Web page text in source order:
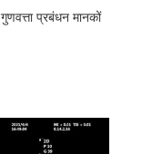
प्रबंधन मानकों